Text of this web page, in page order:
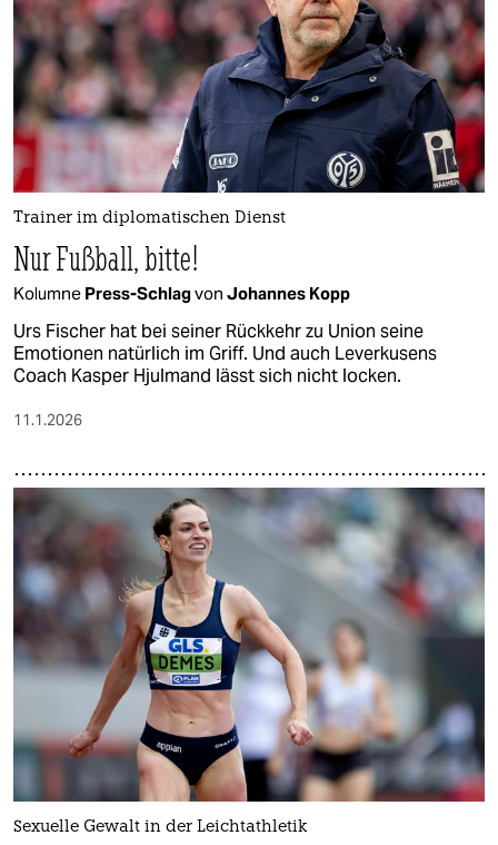
Trainer im diplomatischen Dienst
Nur Fußball, bitte!
Kolumne Press-Schlagvon Johannes Kopp
Urs Fischer hat bei seiner Rückkehr zu Union seine
Emotionen natürlich im Griff. Und auch Leverkusens
Coach Kasper Hjulmand lässt sich nicht locken.
11.1.2026
Sexuelle Gewalt in der Leichtathletik